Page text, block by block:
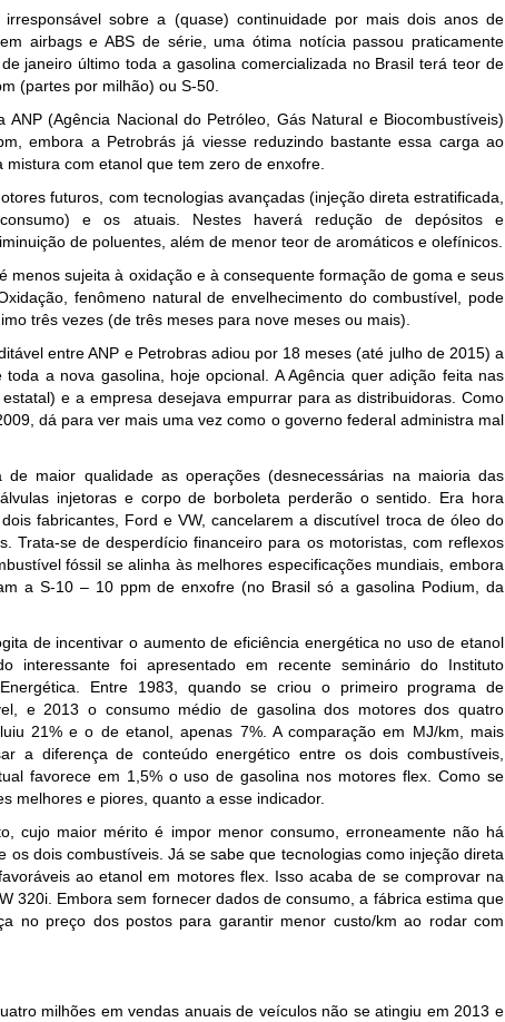
irresponsável sobre a (quase) continuidade por mais dois anos de
airbags e ABS de série, uma ótima notícia passou praticamente
janeiro último toda a gasolina comercializada no Brasil terá teor de
(partes por milhão) ou S-50.
ANP (Agência Nacional do Petróleo, Gás Natural e Biocombustíveis)
embora a Petrobrás já viesse reduzindo bastante essa carga ao
mistura com etanol que tem zero de enxofre.
futuros, com tecnologias avançadas (injeção direta estratificada,
e os atuais. Nestes haverá redução de depósitos e
de poluentes, além de menor teor de aromáticos e olefínicos.
menos sujeita à oxidação e à consequente formação de goma e seus
fenômeno natural de envelhecimento do combustível, pode
três vezes (de três meses para nove meses ou mais).
entre ANP e Petrobras adiou por 18 meses (até julho de 2015) a
toda a nova gasolina, hoje opcional. A Agência quer adição feita nas
e a empresa desejava empurrar para as distribuidoras. Como
dá para ver mais uma vez como o governo federal administra mal
de maior qualidade as operações (desnecessárias na maioria das
injetoras e corpo de borboleta perderão o sentido. Era hora
fabricantes, Ford e VW, cancelarem a discutível troca de óleo do
Trata-se de desperdício financeiro para os motoristas, com reflexos
fóssil se alinha às melhores especificações mundiais, embora
a S-10 – 10 ppm de enxofre (no Brasil só a gasolina Podium, da
de incentivar o aumento de eficiência energética no uso de etanol
interessante foi apresentado em recente seminário do Instituto
Entre 1983, quando se criou o primeiro programa de
e 2013 o consumo médio de gasolina dos motores dos quatro
21% e o de etanol, apenas 7%. A comparação em MJ/km, mais
a diferença de conteúdo energético entre os dois combustíveis,
favorece em 1,5% o uso de gasolina nos motores flex. Como se
melhores e piores, quanto a esse indicador.
cujo maior mérito é impor menor consumo, erroneamente não há
os dois combustíveis. Já se sabe que tecnologias como injeção direta
ao etanol em motores flex. Isso acaba de se comprovar na
320i. Embora sem fornecer dados de consumo, a fábrica estima que
no preço dos postos para garantir menor custo/km ao rodar com
milhões em vendas anuais de veículos não se atingiu em 2013 e